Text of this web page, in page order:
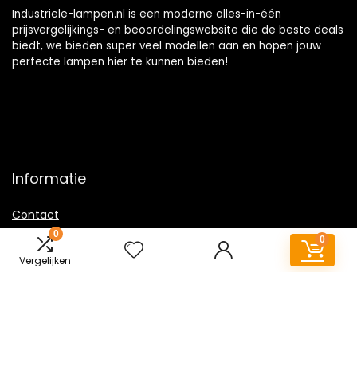
0
Vergelijken
0
Industriele-lampen.nl is een moderne alles-in-één
prijsvergelijkings- en beoordelingswebsite die de beste deals
biedt, we bieden super veel modellen aan en hopen jouw
perfecte lampen hier te kunnen bieden!
Informatie
Contact
Klantenservice
Over ons